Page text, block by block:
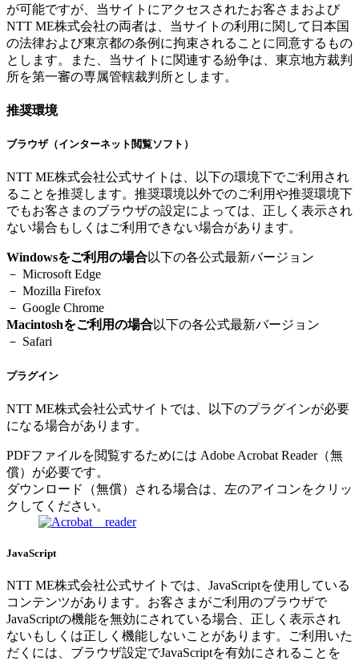
が可能ですが、当サイトにアクセスされたお客さまおよび
NTT ME株式会社の両者は、当サイトの利用に関して日本国
の法律および東京都の条例に拘束されることに同意するもの
とします。また、当サイトに関連する紛争は、東京地方裁判
所を第一審の専属管轄裁判所とします。
推奨環境
ブラウザ（インターネット閲覧ソフト）
NTT ME株式会社公式サイトは、以下の環境下でご利用され
ることを推奨します。推奨環境以外でのご利用や推奨環境下
でもお客さまのブラウザの設定によっては、正しく表示され
ない場合もしくはご利用できない場合があります。
Windowsをご利用の場合以下の各公式最新バージョン
－ Microsoft Edge
－ Mozilla Firefox
－ Google Chrome
Macintoshをご利用の場合以下の各公式最新バージョン
－ Safari
プラグイン
NTT ME株式会社公式サイトでは、以下のプラグインが必要
になる場合があります。
PDFファイルを閲覧するためには Adobe Acrobat Reader（無
償）が必要です。
ダウンロード（無償）される場合は、左のアイコンをクリッ
クしてください。
JavaScript
NTT ME株式会社公式サイトでは、JavaScriptを使用している
コンテンツがあります。お客さまがご利用のブラウザで
JavaScriptの機能を無効にされている場合、正しく表示され
ないもしくは正しく機能しないことがあります。ご利用いた
だくには、ブラウザ設定でJavaScriptを有効にされることを